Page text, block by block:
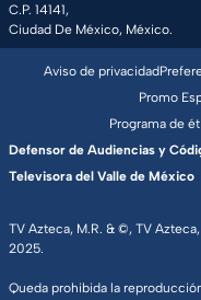
C.P. 14141,
Ciudad De México, México.
TV Azteca, M.R. & ©, TV
2025.
Queda prohibida la
Aviso de privacidad
Promo
Programa de
Defensor de Audiencias y
Televisora del Valle de México